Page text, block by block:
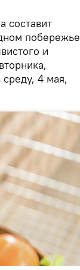
составит
побережье
и
4 мая,